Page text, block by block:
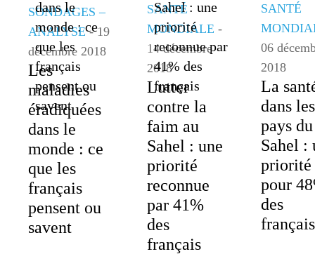
SONDAGES –
ANALYSE- 19
décembre 2018
Les
maladies
éradiquées
dans le
monde : ce
que les
français
pensent ou
savent
SANTÉ
MONDIALE -
14 décembre
2018
Lutter
contre la
faim au
Sahel : une
priorité
reconnue
par 41%
des
français
SANTÉ
06
2018
La
dans les
pays du
Sahel :
priorité
pour
des
français